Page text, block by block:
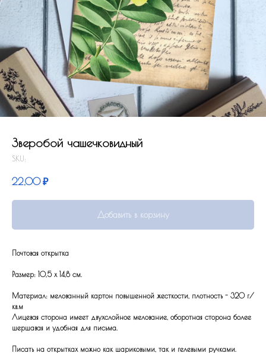
Зверобой чашечковидный
SKU:
22,00 ₽
Добавить в корзину
Почтовая открытка
Размер: 10,5 x 14,8 см.
Материал: мелованный картон повышенной жесткости, плотность - 320 г/
кв.м
Лицевая сторона имеет двухслойное мелование, оборотная сторона более
шершавая и удобная для письма.
Писать на открытках можно как шариковыми, так и гелевыми ручками.